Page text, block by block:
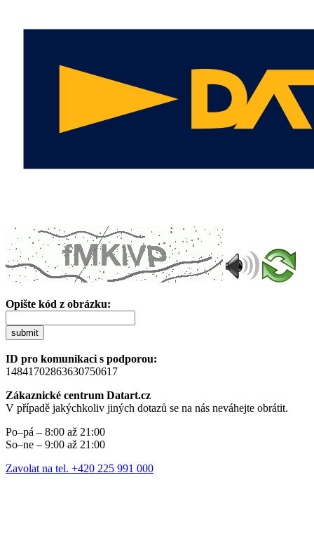
Opište kód z obrázku:
submit
ID pro komunikaci s podporou:
14841702863630750617
Zákaznické centrum Datart.cz
V případě jakýchkoliv jiných dotazů se na nás neváhejte obrátit.
Po–pá – 8:00 až 21:00
So–ne – 9:00 až 21:00
Zavolat na tel. +420 225 991 000